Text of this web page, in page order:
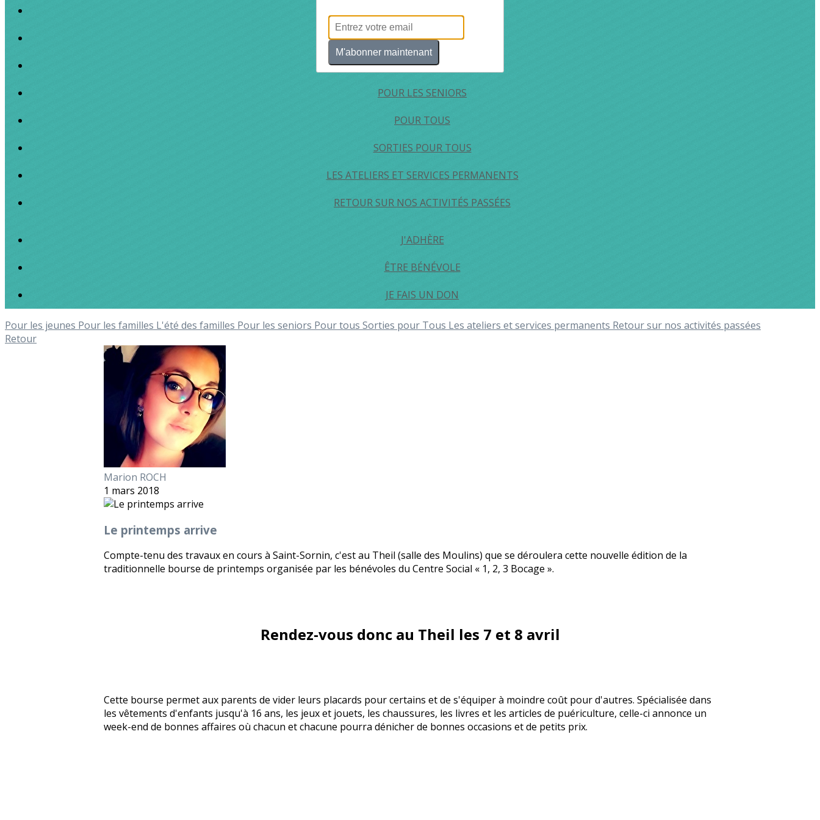
POUR LES FAMILLES
L'ÉTÉ DES FAMILLES
POUR LES SENIORS
POUR TOUS
SORTIES POUR TOUS
LES ATELIERS ET SERVICES PERMANENTS
RETOUR SUR NOS ACTIVITÉS PASSÉES
J'ADHÈRE
ÊTRE BÉNÉVOLE
JE FAIS UN DON
Pour les jeunes Pour les familles L'été des familles Pour les seniors Pour tous Sorties pour Tous Les ateliers et services permanents Retour sur nos activités passées
Retour
Marion ROCH
1 mars 2018
Le printemps arrive
Compte-tenu des travaux en cours à Saint-Sornin, c'est au Theil (salle des Moulins) que se déroulera cette nouvelle édition de la
traditionnelle bourse de printemps organisée par les bénévoles du Centre Social « 1, 2, 3 Bocage ».
Rendez-vous donc au Theil les 7 et 8 avril
Cette bourse permet aux parents de vider leurs placards pour certains et de s'équiper à moindre coût pour d'autres. Spécialisée dans
les vêtements d'enfants jusqu'à 16 ans, les jeux et jouets, les chaussures, les livres et les articles de puériculture, celle-ci annonce un
week-end de bonnes affaires où chacun et chacune pourra dénicher de bonnes occasions et de petits prix.
M'abonner maintenant